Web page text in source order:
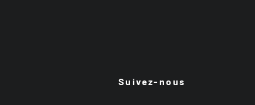
Suivez-nous